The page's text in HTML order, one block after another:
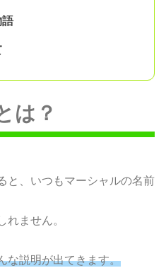
は？
と、いつもマーシャルの名前
ません。
な説明が出てきます。